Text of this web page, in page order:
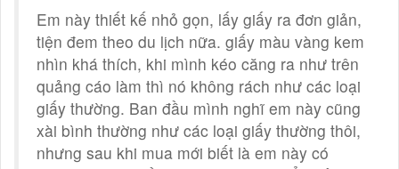
Em này thiết kế nhỏ gọn, lấy giấy ra đơn giản,
tiện đem theo du lịch nữa. giấy màu vàng kem
nhìn khá thích, khi mình kéo căng ra như trên
quảng cáo làm thì nó không rách như các loại
giấy thường. Ban đầu mình nghĩ em này cũng
xài bình thường như các loại giấy thường thôi,
nhưng sau khi mua mới biết là em này có